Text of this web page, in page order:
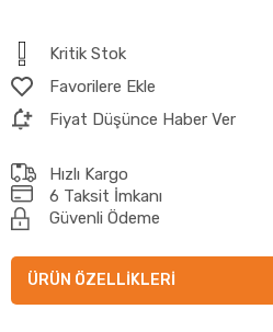
Kritik Stok
Favorilere Ekle
Fiyat Düşünce Haber Ver
Hızlı Kargo
6 Taksit İmkanı
Güvenli Ödeme
ÜRÜN ÖZELLIKLERI